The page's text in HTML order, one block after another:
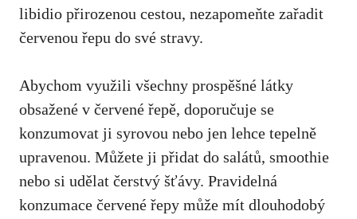
libidio přirozenou cestou, nezapomeňte zařadit
červenou řepu do své stravy.
Abychom využili všechny prospěšné látky
obsažené v červené řepě, doporučuje se
konzumovat ji syrovou nebo jen lehce tepelně
upravenou. Můžete ji přidat do salátů, smoothie
nebo si udělat čerstvý šťávy. Pravidelná
konzumace červené řepy může mít dlouhodobý